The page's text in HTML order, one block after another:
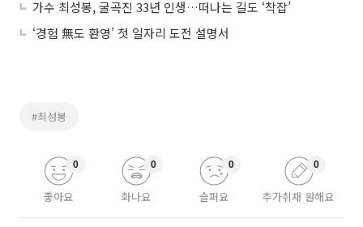
가수 최성봉, 굴곡진 33년 인생…떠나는 길도 ‘착잡’
‘경험 無도 환영’ 첫 일자리 도전 설명서
#최성봉
좋아요
0
화나요
0
슬퍼요
0
추가취재 원해요
0